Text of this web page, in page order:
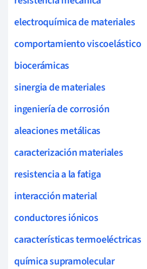
electroquímica de materiales
comportamiento viscoelástico
biocerámicas
sinergia de materiales
ingeniería de corrosión
aleaciones metálicas
caracterización materiales
resistencia a la fatiga
interacción material
conductores iónicos
características termoeléctricas
química supramolecular